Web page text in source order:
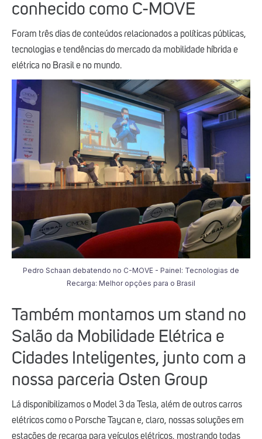
conhecido como C-MOVE
Foram três dias de conteúdos relacionados a políticas públicas,
tecnologias e tendências do mercado da mobilidade híbrida e
elétrica no Brasil e no mundo.
Pedro Schaan debatendo no C-MOVE - Painel: Tecnologias de
Recarga: Melhor opções para o Brasil
Também montamos um stand no
Salão da Mobilidade Elétrica e
Cidades Inteligentes, junto com a
nossa parceria Osten Group
Lá disponibilizamos o Model 3 da Tesla, além de outros carros
elétricos como o Porsche Taycan e, claro, nossas soluções em
estações de recarga para veículos elétricos, mostrando todas